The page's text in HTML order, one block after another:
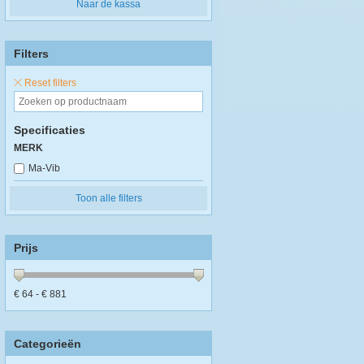
Naar de kassa
Filters
Reset filters
Specificaties
MERK
Ma-Vib
Toon alle filters
Prijs
€ 64 - € 881
Categorieën